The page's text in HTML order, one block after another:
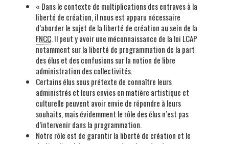
« Dans le contexte de multiplications des entraves à la
liberté de création, il nous est apparu nécessaire
d’aborder le sujet de la liberté de création au sein de la
FNCC. Il peut y avoir une méconnaissance de la loi LCAP
notamment sur la liberté de programmation de la part
des élus et des confusions sur la notion de libre
administration des collectivités.
Certains élus sous prétexte de connaître leurs
administrés et leurs envies en matière artistique et
culturelle peuvent avoir envie de répondre à leurs
souhaits, mais évidemment le rôle des élus n’est pas
d’intervenir dans la programmation.
Notre rôle est de garantir la liberté de création et le